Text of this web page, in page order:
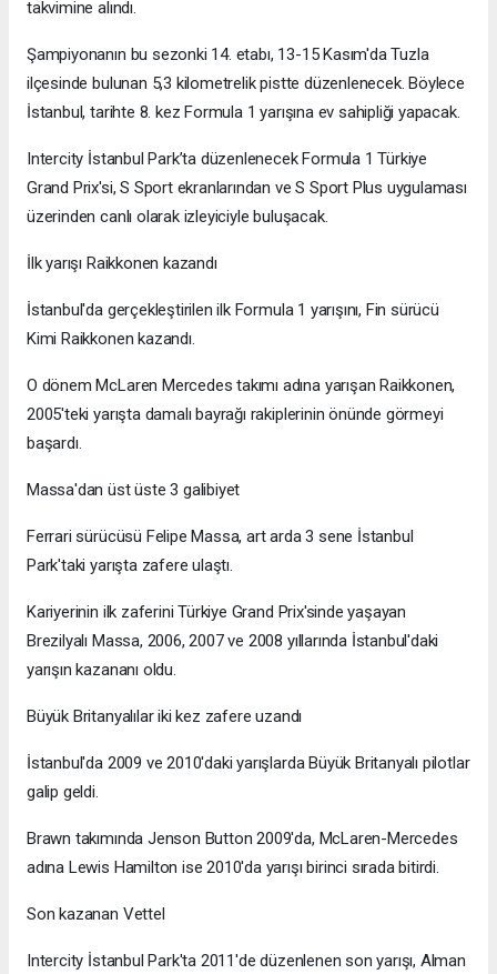
takvimine alındı.
Şampiyonanın bu sezonki 14. etabı, 13-15 Kasım'da Tuzla
ilçesinde bulunan 5,3 kilometrelik pistte düzenlenecek. Böylece
İstanbul, tarihte 8. kez Formula 1 yarışına ev sahipliği yapacak.
Intercity İstanbul Park’ta düzenlenecek Formula 1 Türkiye
Grand Prix'si, S Sport ekranlarından ve S Sport Plus uygulaması
üzerinden canlı olarak izleyiciyle buluşacak.
İlk yarışı Raikkonen kazandı
İstanbul'da gerçekleştirilen ilk Formula 1 yarışını, Fin sürücü
Kimi Raikkonen kazandı.
O dönem McLaren Mercedes takımı adına yarışan Raikkonen,
2005'teki yarışta damalı bayrağı rakiplerinin önünde görmeyi
başardı.
Massa'dan üst üste 3 galibiyet
Ferrari sürücüsü Felipe Massa, art arda 3 sene İstanbul
Park'taki yarışta zafere ulaştı.
Kariyerinin ilk zaferini Türkiye Grand Prix'sinde yaşayan
Brezilyalı Massa, 2006, 2007 ve 2008 yıllarında İstanbul'daki
yarışın kazananı oldu.
Büyük Britanyalılar iki kez zafere uzandı
İstanbul'da 2009 ve 2010'daki yarışlarda Büyük Britanyalı pilotlar
galip geldi.
Brawn takımında Jenson Button 2009'da, McLaren-Mercedes
adına Lewis Hamilton ise 2010'da yarışı birinci sırada bitirdi.
Son kazanan Vettel
Intercity İstanbul Park'ta 2011'de düzenlenen son yarışı, Alman